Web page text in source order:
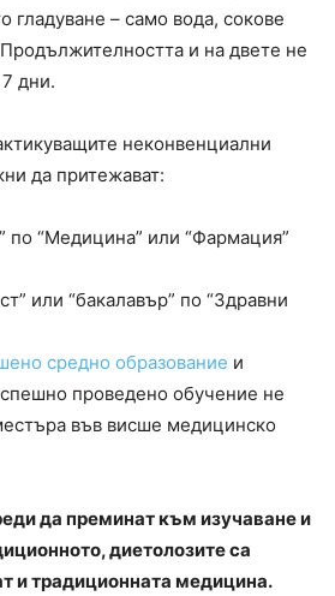
гладуване – само вода, сокове
и на двете не
дни.
неконвенциални
да притежават:
по “Медицина” или “Фармация”
или “бакалавър” по “Здравни
средно образование и
проведено обучение не
във висше медицинско
да преминат към изучаване и
диетолозите са
и традиционната медицина.